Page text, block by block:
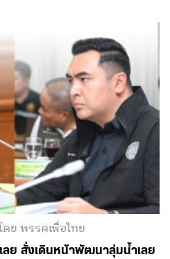
ดย พรรคเพื่อไทย
ลย สั่งเดินหน้าพัฒนาลุ่มน้ำเลย